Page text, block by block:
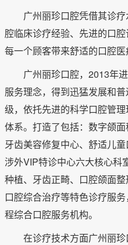
广州丽珍口腔凭借其诊
腔临床诊疗经验、先进的口
每一个顾客带来舒适的口腔医
广州丽珍口腔，2013年
服务理念，得到迅猛发展和
级，依托先进的科学口腔管
体系。打造了包括：数字颌面
牙齿美容修复中心、舒适儿童
涉外VIP特诊中心六大核心科
种植、牙齿正畸、口腔颌面整
口腔综合治疗等特色诊疗服
程综合口腔服务机构。
在诊疗技术方面广州丽